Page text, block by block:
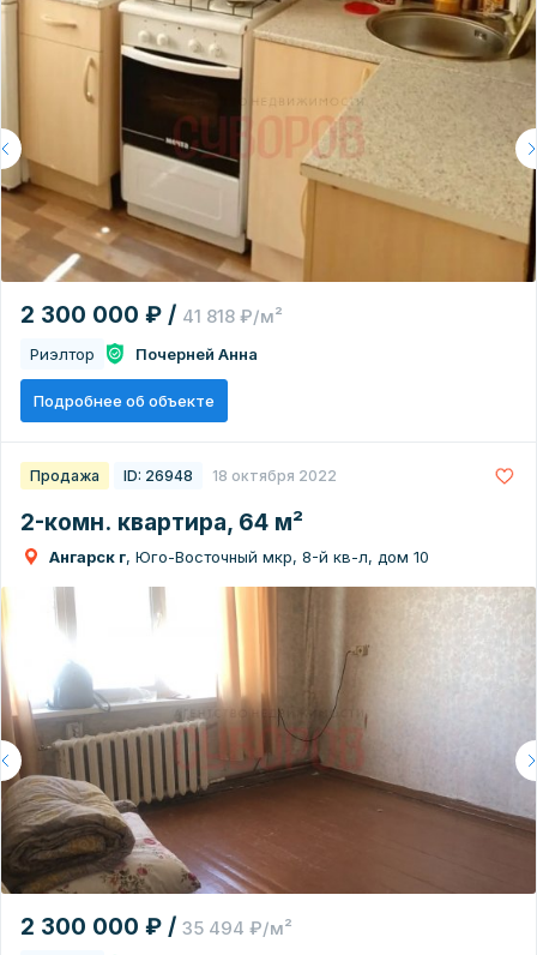
2 300 000 ₽ / 41 818 ₽/м²
Риэлтор Почерней Анна
Подробнее об объекте
Продажа ID: 26948 18 октября 2022
2-комн. квартира, 64 м²
Ангарск г, Юго-Восточный мкр, 8-й кв-л, дом 10
2 300 000 ₽ / 35 494 ₽/м²